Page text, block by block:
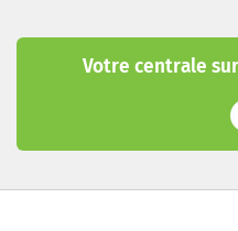
Votre centrale